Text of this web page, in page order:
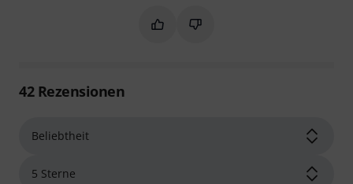
Markieren Sie diese
Markieren Sie diese
42Rezensionen